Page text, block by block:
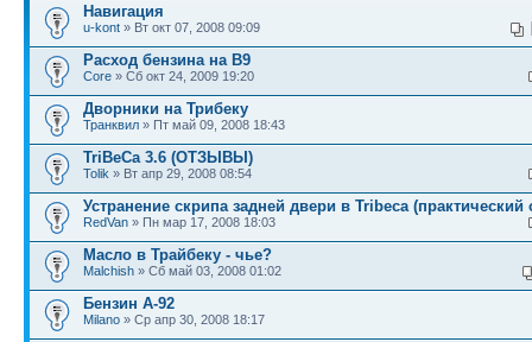
Навигация
u-kont » Вт окт 07, 2008 09:09
Расход бензина на B9
Core » Сб окт 24, 2009 19:20
Дворники на Трибеку
Транквил » Пт май 09, 2008 18:43
TriBeCa 3.6 (ОТЗЫВЫ)
Tolik » Вт апр 29, 2008 08:54
Устранение скрипа задней двери в Tribeca (практический
RedVan » Пн мар 17, 2008 18:03
Масло в Трайбеку - чье?
Malchish » Сб май 03, 2008 01:02
Бензин А-92
Milano » Ср апр 30, 2008 18:17